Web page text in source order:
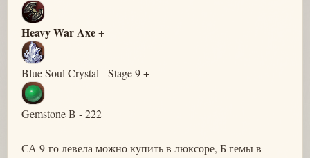
Heavy War Axe+
Blue Soul Crystal - Stage 9 +
Gemstone B - 222
СА 9-го левела можно купить в люксоре, Б гемы в